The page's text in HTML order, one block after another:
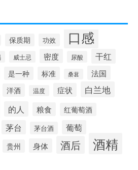
保质期 功效 口感
威士忌 密度 尿酸 干红
是一种 标准 桑葚 法国
洋酒 温度 症状 白兰地
的人 粮食 红葡萄酒
茅台 茅台酒 葡萄
贵州 身体 酒后 酒精